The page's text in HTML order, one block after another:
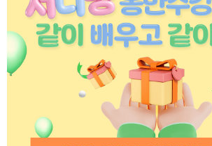
수강신청
기타
공개특강